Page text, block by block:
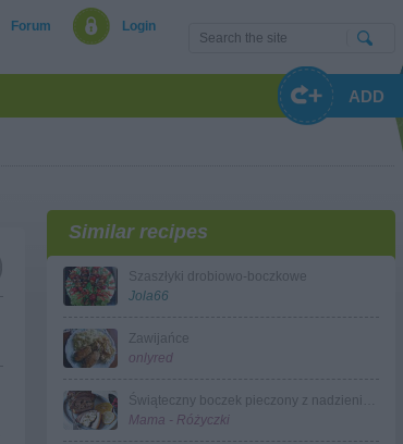
Forum Login
ADD
Similar recipes
Szaszłyki drobiowo-boczkowe
Jola66
Zawijańce
onlyred
Mama - Różyczki